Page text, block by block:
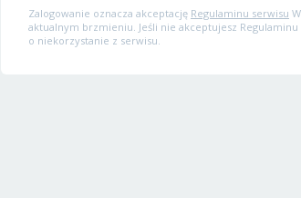
Zalogowanie oznacza akceptację Regulaminu serwisu
aktualnym brzmieniu. Jeśli nie akceptujesz Regulaminu
o niekorzystanie z serwisu.